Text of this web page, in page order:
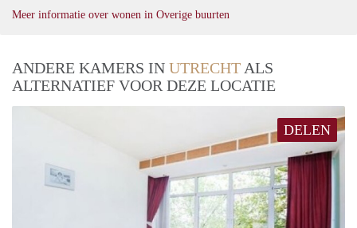
Meer informatie over wonen in Overige buurten
ANDERE KAMERS IN UTRECHT ALS
ALTERNATIEF VOOR DEZE LOCATIE
DELEN